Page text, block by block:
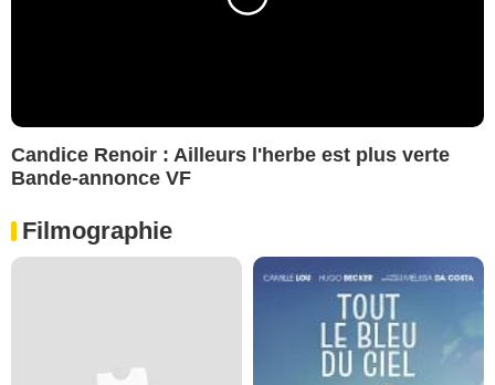
Candice Renoir : Ailleurs l'herbe est plus verte
Bande-annonce VF
Filmographie